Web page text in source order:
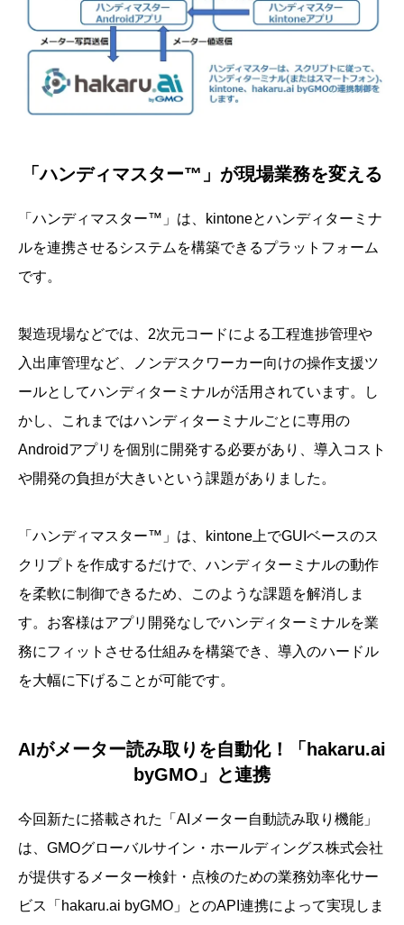
「ハンディマスター™」が現場業務を変える
「ハンディマスター™」は、kintoneとハンディターミナ
ルを連携させるシステムを構築できるプラットフォーム
です。
製造現場などでは、2次元コードによる工程進捗管理や
入出庫管理など、ノンデスクワーカー向けの操作支援ツ
ールとしてハンディターミナルが活用されています。し
かし、これまではハンディターミナルごとに専用の
Androidアプリを個別に開発する必要があり、導入コスト
や開発の負担が大きいという課題がありました。
「ハンディマスター™」は、kintone上でGUIベースのス
クリプトを作成するだけで、ハンディターミナルの動作
を柔軟に制御できるため、このような課題を解消しま
す。お客様はアプリ開発なしでハンディターミナルを業
務にフィットさせる仕組みを構築でき、導入のハードル
を大幅に下げることが可能です。
AIがメーター読み取りを自動化！「hakaru.ai
byGMO」と連携
今回新たに搭載された「AIメーター自動読み取り機能」
は、GMOグローバルサイン・ホールディングス株式会社
が提供するメーター検針・点検のための業務効率化サー
ビス「hakaru.ai byGMO」とのAPI連携によって実現しま